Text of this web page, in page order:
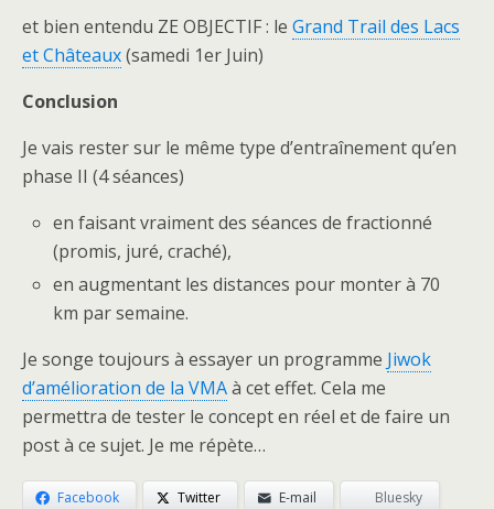
et bien entendu ZE OBJECTIF : le Grand Trail des Lacs
et Châteaux(samedi 1er Juin)
Conclusion
Je vais rester sur le même type d’entraînement qu’en
phase II (4 séances)
en faisant vraiment des séances de fractionné
(promis, juré, craché),
en augmentant les distances pour monter à 70
km par semaine.
Je songe toujours à essayer un programme Jiwok
d’amélioration de la VMAà cet effet. Cela me
permettra de tester le concept en réel et de faire un
post à ce sujet. Je me répète…
Facebook Twitter E-mail Bluesky